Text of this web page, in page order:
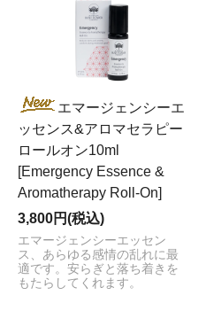
エマージェンシーエ
ッセンス&アロマセラピー
ロールオン10ml
[Emergency Essence &
Aromatherapy Roll-On]
3,800円(税込)
エマージェンシーエッセン
ス、あらゆる感情の乱れに最
適です。安らぎと落ち着きを
もたらしてくれます。